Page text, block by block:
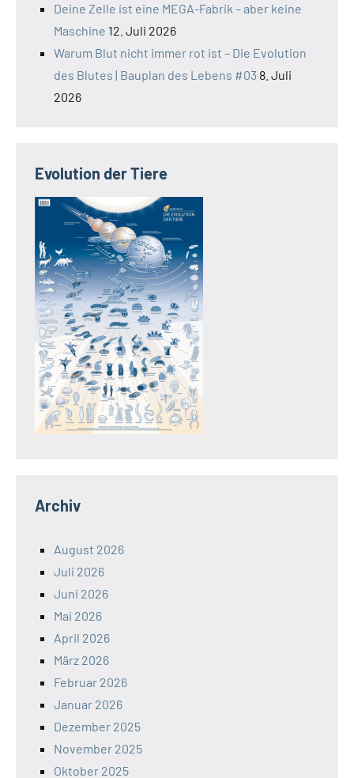
Deine Zelle ist eine MEGA-Fabrik – aber keine
Maschine 12. Juli 2026
Warum Blut nicht immer rot ist – Die Evolution
des Blutes | Bauplan des Lebens #03 8. Juli
2026
Evolution der Tiere
Archiv
August 2026
Juli 2026
Juni 2026
Mai 2026
April 2026
März 2026
Februar 2026
Januar 2026
Dezember 2025
November 2025
Oktober 2025